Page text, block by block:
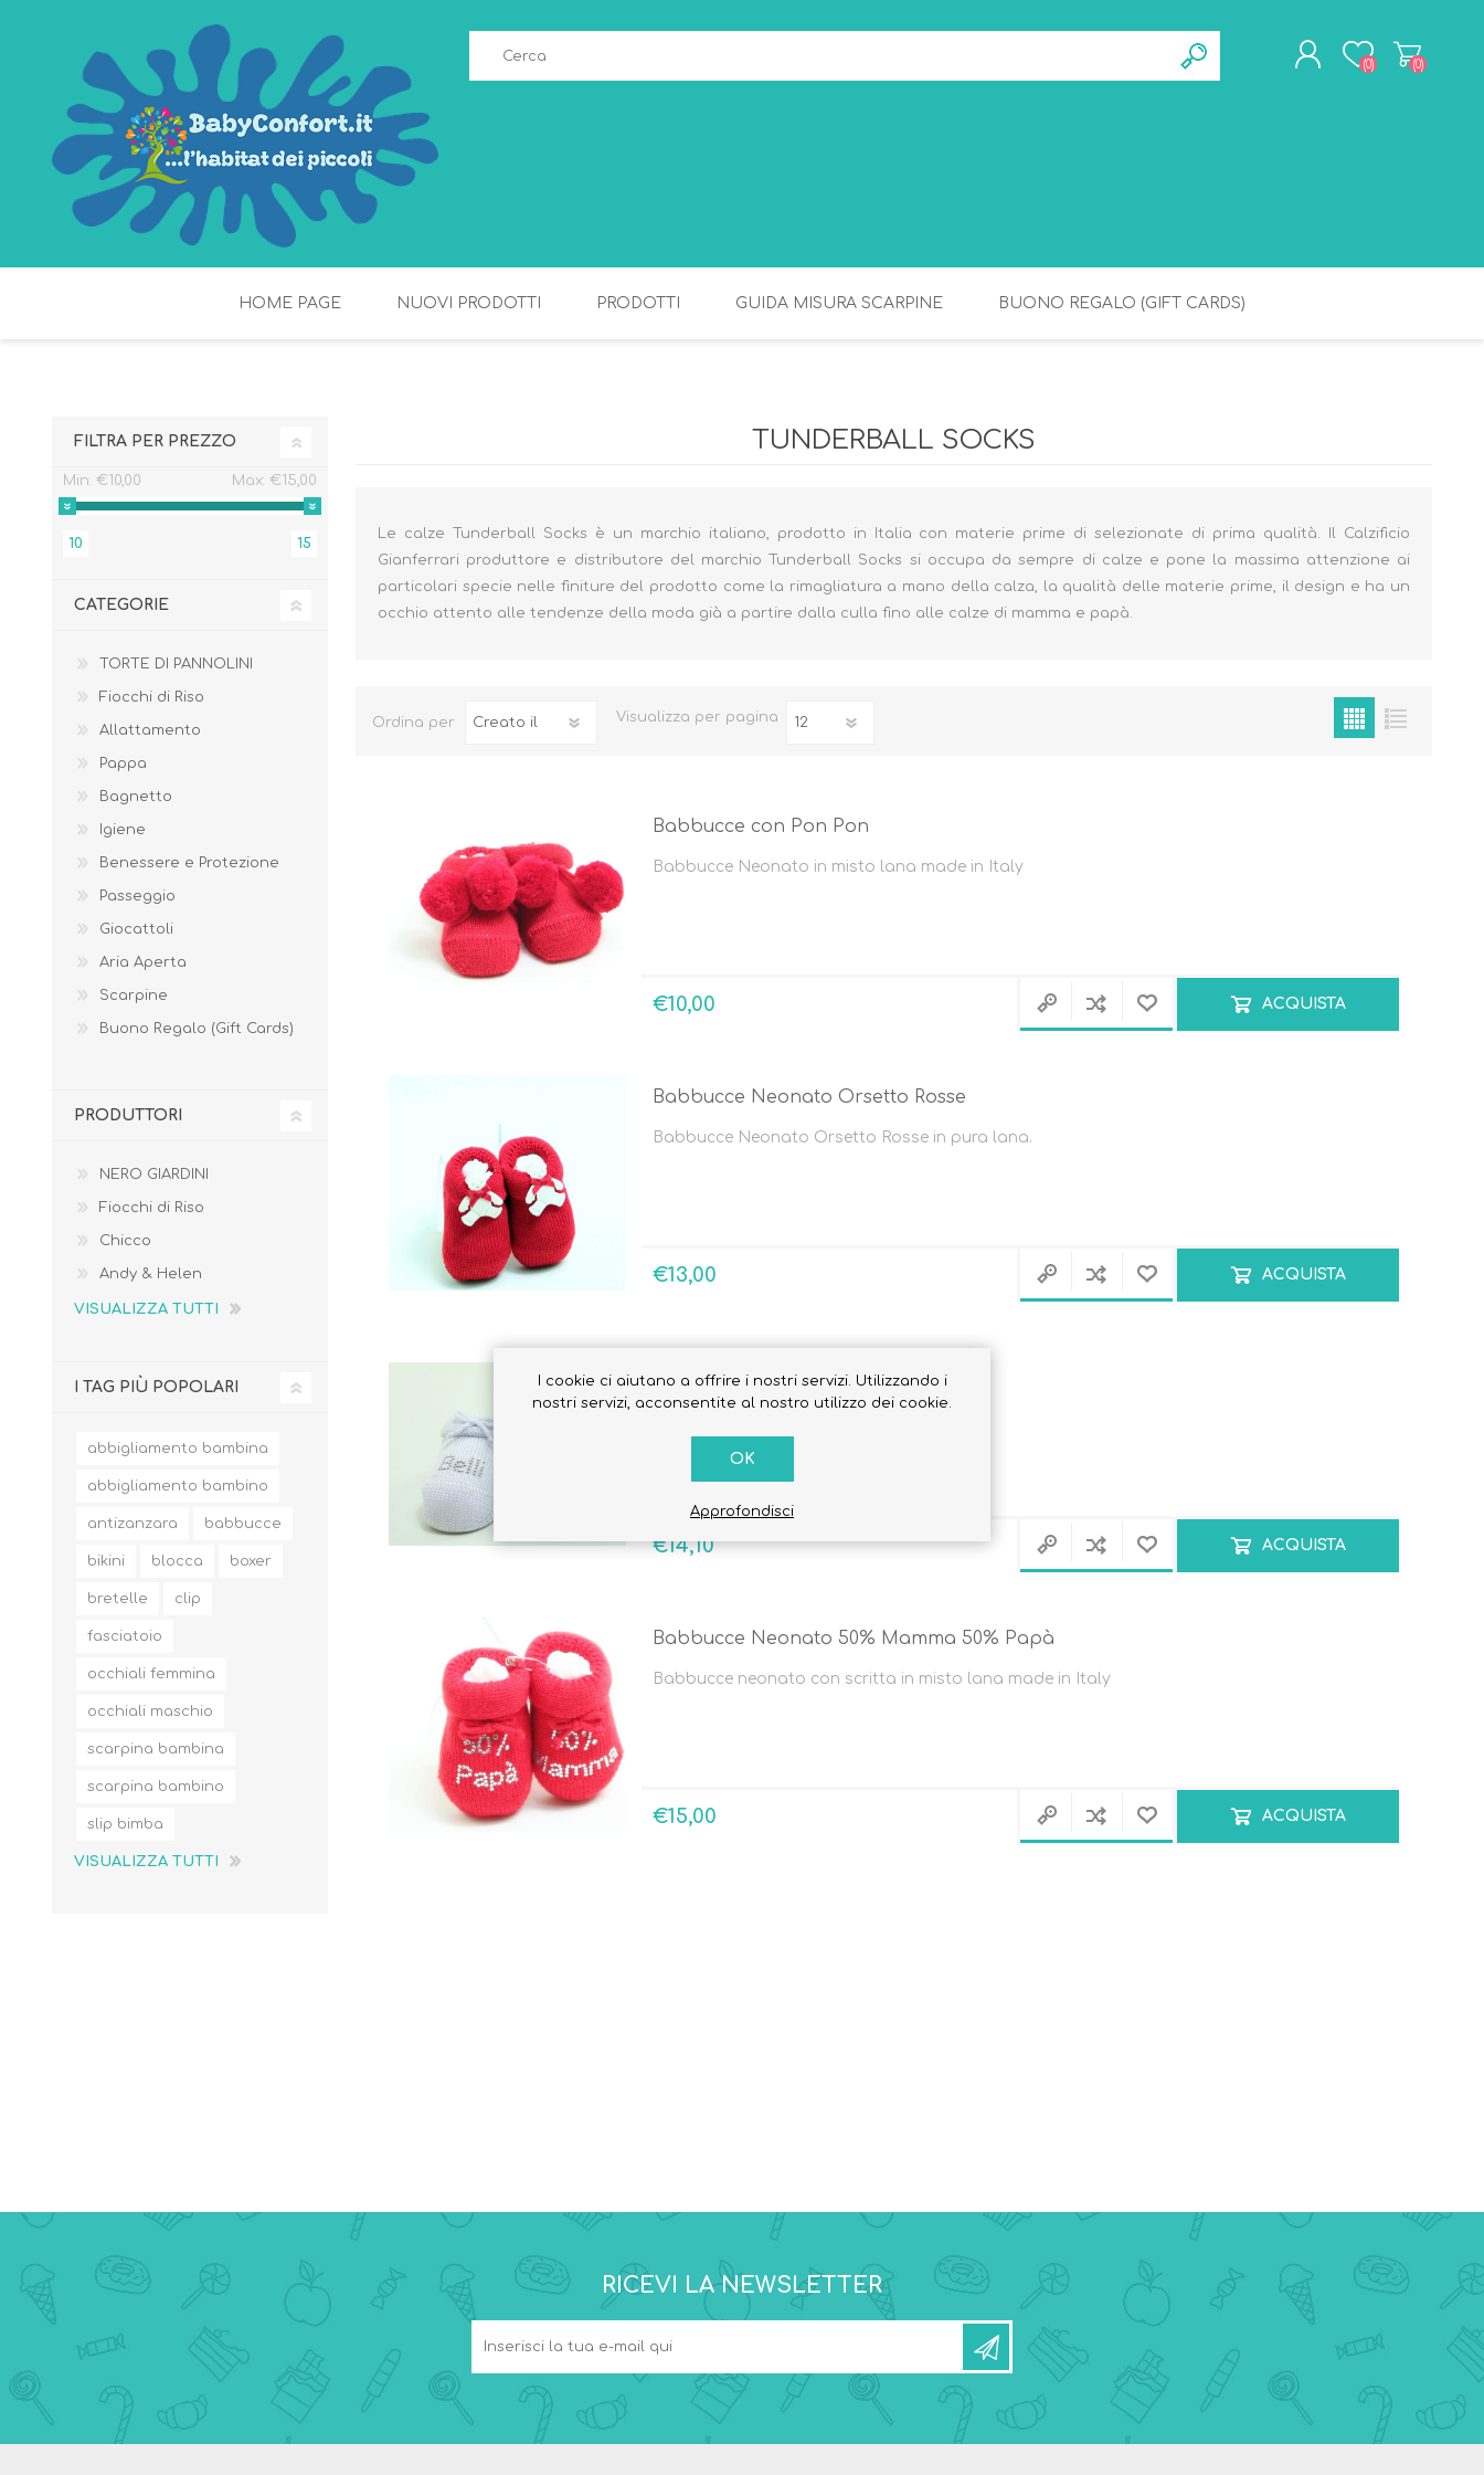
(0) (0)
HOME PAGE NUOVI PRODOTTI PRODOTTI
Tiralatte,
Scaldabiberon
Contenitori
Cambio del Pannolino
BENESSERE E
Fuori
PASSEGGIO
Passeggini, Seggiolini,
GIOCATTOLI ARIA APERTA
GUIDA MISURA SCARPINE BUONO REGALO (GIFT CARDS)
TUNDERBALL SOCKS
Le calze Tunderball Socks è un marchio italiano, prodotto in Italia con materie prime di selezionate di prima qualità. Il Calzificio
Gianferrari produttore e distributore del marchio Tunderball Socks si occupa da sempre di calze e pone la massima attenzione ai
particolari specie nelle finiture del prodotto come la rimagliatura a mano della calza, la qualità delle materie prime, il design e ha un
occhio attento alle tendenze della moda già a partire dalla culla fino alle calze di mamma e papà.
Ordina per Visualizza per pagina
Babbucce con Pon Pon
Babbucce Neonato in misto lana made in Italy
€10,00 ACQUISTA
Babbucce Neonato Orsetto Rosse
Babbucce Neonato Orsetto Rosse in pura lana.
€13,00 ACQUISTA
Babbucce Azzurre in puro cotone.
€14,10 ACQUISTA
Babbucce Neonato 50% Mamma 50% Papà
Babbucce neonato con scritta in misto lana made in Italy
€15,00 ACQUISTA
FILTRA PER PREZZO
Min: €10,00 Max: €15,00
10 15
CATEGORIE
TORTE DI PANNOLINI
Fiocchi di Riso
Allattamento
Pappa
Bagnetto
Igiene
Benessere e Protezione
Passeggio
Giocattoli
Aria Aperta
Scarpine
Buono Regalo (Gift Cards)
PRODUTTORI
NERO GIARDINI
Fiocchi di Riso
Chicco
Andy & Helen
VISUALIZZA TUTTI
I TAG PIÙ POPOLARI
abbigliamento bambina
abbigliamento bambino
antizanzara babbucce
bikini blocca boxer
bretelle clip
fasciatoio
occhiali femmina
occhiali maschio
scarpina bambina
scarpina bambino
slip bimba
VISUALIZZA TUTTI
RICEVI LA NEWSLETTER
I cookie ci aiutano a offrire i nostri servizi. Utilizzando i
nostri servizi, acconsentite al nostro utilizzo dei cookie.
OK
Approfondisci